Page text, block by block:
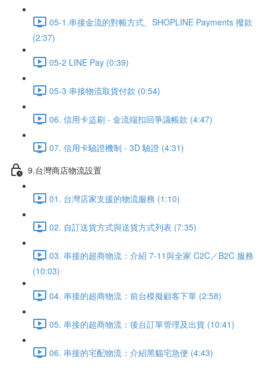
05-1.串接金流的對帳方式、SHOPLINE Payments 撥款
(2:37)
05-2 LINE Pay (0:39)
05-3 串接物流取貨付款 (0:54)
06. 信用卡盜刷 - 金流端扣回爭議帳款 (4:47)
07. 信用卡驗證機制 - 3D 驗證 (4:31)
9.台灣商店物流設置
01. 台灣店家支援的物流服務 (1:10)
02. 自訂送貨方式與送貨方式列表 (7:35)
03. 串接的超商物流：介紹 7-11與全家 C2C／B2C 服務
(10:03)
04. 串接的超商物流：前台模擬顧客下單 (2:58)
05. 串接的超商物流：後台訂單管理及出貨 (10:41)
06. 串接的宅配物流：介紹黑貓宅急便 (4:43)